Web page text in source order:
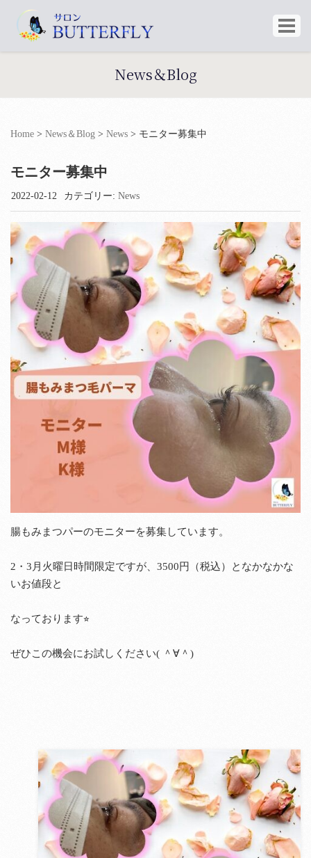
News＆Blog
Home > News＆Blog > News > モニター募集中
モニター募集中
2022-02-12 カテゴリー:News
腸もみまつパーのモニターを募集しています。
2・3月火曜日時間限定ですが、3500円（税込）となかなかな
いお値段と
なっております⭐︎
ぜひこの機会にお試しください( ＾∀＾)